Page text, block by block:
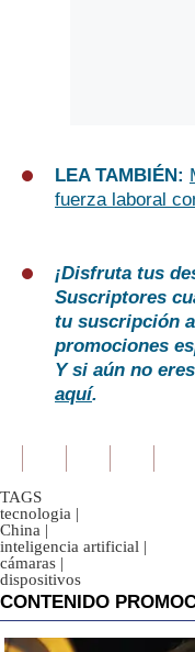
LEA TAMBIÉN:
fuerza laboral
¡Disfruta tus
Suscriptores
tu suscripción
promociones
Y si aún no
aquí.
TAGS
tecnologia |
China |
inteligencia artificial |
cámaras |
dispositivos